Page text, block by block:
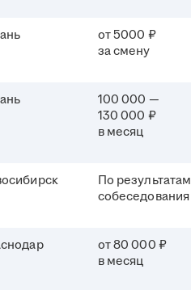
от 5000 ₽
за смену
100 000 —
130 000 ₽
в месяц
По результатам
собеседования
от 80 000 ₽
в месяц